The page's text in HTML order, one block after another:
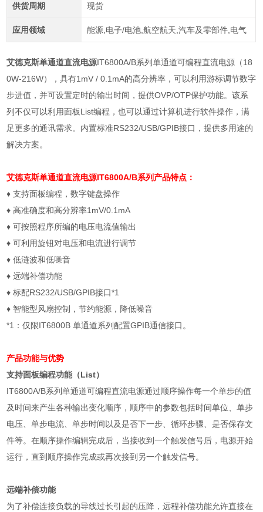
供货周期 现货
应用领域 能源,电子/电池,航空航天,汽车及零部件,电气
艾德克斯单通道直流电源IT6800A/B系列单通道可编程直流电源（18
0W-216W），具有1mV / 0.1mA的高分辨率，可以利用游标调节数字
步进值，并可设置定时的输出时间，提供OVP/OTP保护功能。该系
列不仅可以利用面板List编程，也可以通过计算机进行软件操作，满
足更多的通讯需求。内置标准RS232/USB/GPIB接口，提供多用途的
解决方案。
艾德克斯单通道直流电源IT6800A/B系列产品特点：
♦ 支持面板编程，数字键盘操作
♦ 高准确度和高分辨率1mV/0.1mA
♦ 可按照程序所编的电压电流值输出
♦ 可利用旋钮对电压和电流进行调节
♦ 低涟波和低噪音
♦ 远端补偿功能
♦ 标配RS232/USB/GPIB接口*1
♦ 智能型风扇控制，节约能源，降低噪音
*1 ：仅限IT6800B单通道系列配置GPIB通信接口。
产品功能与优势
支持面板编程功能（List）
IT6800A/B系列单通道可编程直流电源通过顺序操作每一个单步的值
及时间来产生各种输出变化顺序，顺序中的参数包括时间单位、单步
电压、单步电流、单步时间以及是否下一步、循环步骤、是否保存文
件等。在顺序操作编辑完成后，当接收到一个触发信号后，电源开始
运行，直到顺序操作完成或再次接到另一个触发信号。
远端补偿功能
为了补偿连接负载的导线过长引起的压降，远程补偿功能允许直接在